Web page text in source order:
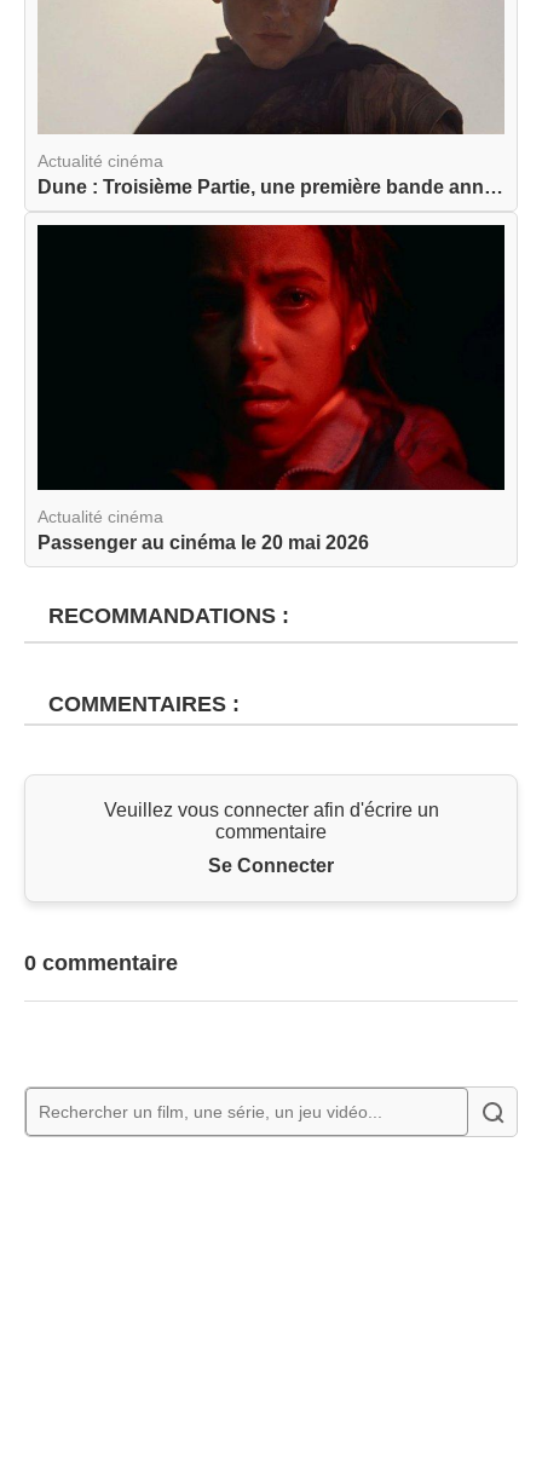
Actualité cinéma
Dune : Troisième Partie, une première bande anno...
Actualité cinéma
Passenger au cinéma le 20 mai 2026
RECOMMANDATIONS :
COMMENTAIRES :
Veuillez vous connecter afin d'écrire un
commentaire
Se Connecter
0 commentaire